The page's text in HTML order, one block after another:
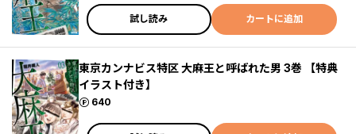
試し読み カートに追加
東京カンナビス特区 大麻王と呼ばれた男 3巻 【特典
イラスト付き】
640
ポイント